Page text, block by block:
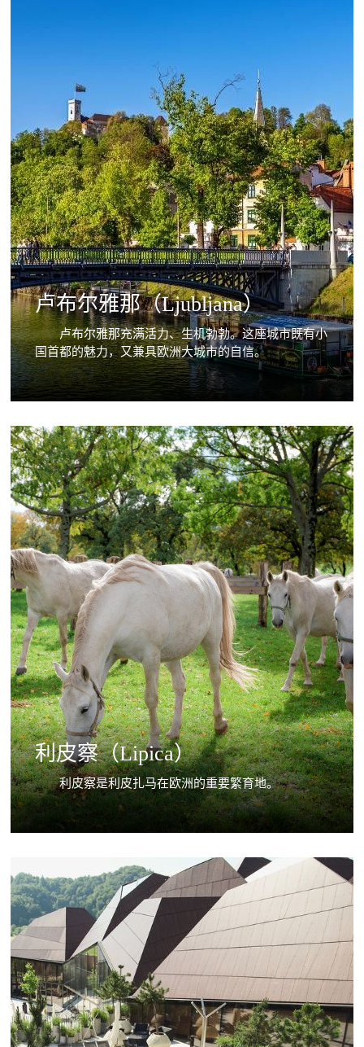
卢布尔雅那（Ljubljana）
卢布尔雅那充满活力、生机勃勃。这座城市既有小
国首都的魅力，又兼具欧洲大城市的自信。
利皮察（Lipica）
利皮察是利皮扎马在欧洲的重要繁育地。